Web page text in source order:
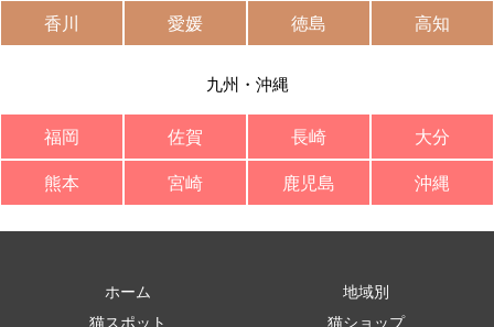
香川 愛媛 徳島 高知
九州・沖縄
福岡 佐賀 長崎
大分
熊本
宮崎 鹿児島 沖縄
ホーム
地域別
猫スポット
猫ショップ